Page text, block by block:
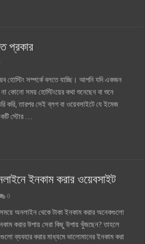
প্রকার
সম্পর্কে বলতে যাচ্ছি। আপনি যদি একজন
কোনো সময় হোস্টিংয়ের কথা শুনেছেন বা শুনে
করি, তারপর সেই ব্লগ বা ওয়েবসাইটে যে ইমেজ
স্টোর …
ইনকাম করার ওয়েবসাইট
0
অনলাইন থেকে টাকা ইনকাম করার অনেকগুলো
করার উপায় সেরা কিছু উপায় খুঁজছেন? তাহলে
ব্যবহার করার মাধ্যমে ভালোমানের ইনকাম করা